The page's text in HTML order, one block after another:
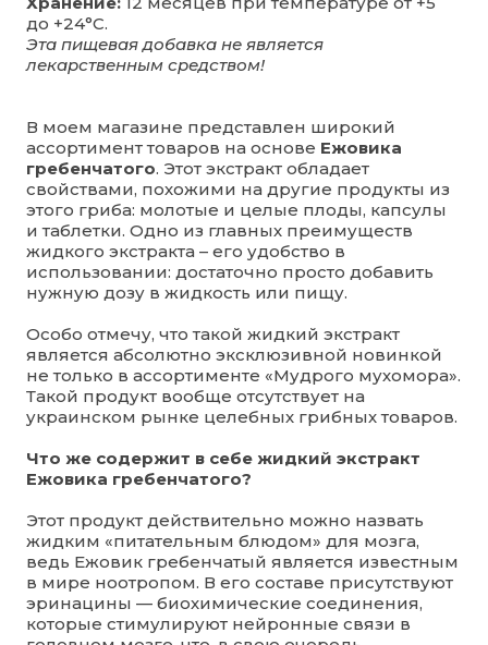
до +24°C.
Эта пищевая добавка не является
лекарственным средством!
В моем магазине представлен широкий
ассортимент товаров на основе Ежовика
гребенчатого. Этот экстракт обладает
свойствами, похожими на другие продукты из
этого гриба: молотые и целые плоды, капсулы
и таблетки. Одно из главных преимуществ
жидкого экстракта – его удобство в
использовании: достаточно просто добавить
нужную дозу в жидкость или пищу.
Особо отмечу, что такой жидкий экстракт
является абсолютно эксклюзивной новинкой
не только в ассортименте «Мудрого мухомора».
Такой продукт вообще отсутствует на
украинском рынке целебных грибных товаров.
Что же содержит в себе жидкий экстракт
Ежовика гребенчатого?
Этот продукт действительно можно назвать
жидким «питательным блюдом» для мозга,
ведь Ежовик гребенчатый является известным
в мире ноотропом. В его составе присутствуют
эринацины — биохимические соединения,
которые стимулируют нейронные связи в